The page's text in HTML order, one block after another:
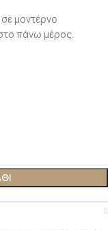
μοντέρνο
πάνω μέρος.